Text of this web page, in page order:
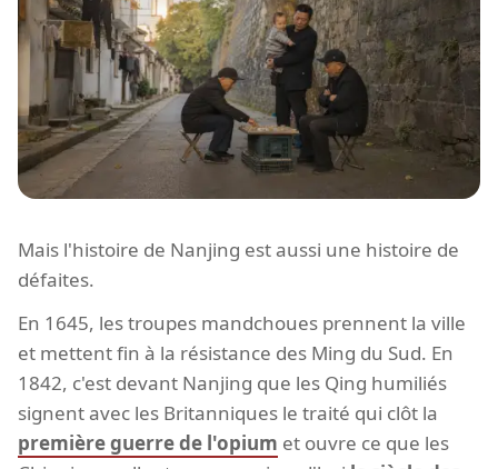
Mais l'histoire de Nanjing est aussi une histoire de
défaites.
En 1645, les troupes mandchoues prennent la ville
et mettent fin à la résistance des Ming du Sud. En
1842, c'est devant Nanjing que les Qing humiliés
signent avec les Britanniques le traité qui clôt la
première guerre de l'opium et ouvre ce que les